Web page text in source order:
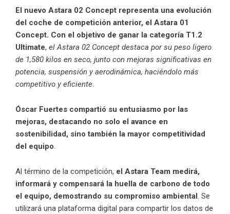
El nuevo Astara 02 Concept representa una evolución
del coche de competición anterior, el Astara 01
Concept. Con el objetivo de ganar la categoría T1.2
Ultimate, el Astara 02 Concept destaca por su peso ligero
de 1,580 kilos en seco, junto con mejoras significativas en
potencia, suspensión y aerodinámica, haciéndolo más
competitivo y eficiente.
Óscar Fuertes compartió su entusiasmo por las
mejoras, destacando no solo el avance en
sostenibilidad, sino también la mayor competitividad
del equipo.
Al término de la competición, el Astara Team medirá,
informará y compensará la huella de carbono de todo
el equipo, demostrando su compromiso ambiental. Se
utilizará una plataforma digital para compartir los datos de